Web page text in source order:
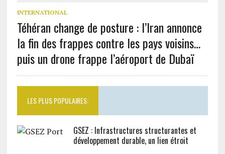
INTERNATIONAL
Téhéran change de posture : l’Iran annonce
la fin des frappes contre les pays voisins…
puis un drone frappe l’aéroport de Dubaï
LES PLUS POPULAIRES:
GSEZ : Infrastructures structurantes et
développement durable, un lien étroit